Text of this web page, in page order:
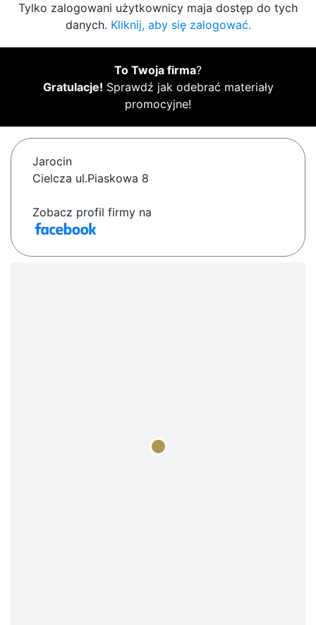
Tylko zalogowani użytkownicy maja dostęp do tych
danych. Kliknij, aby się zalogować.
To Twoja firma?
Gratulacje! Sprawdź jak odebrać materiały
promocyjne!
Jarocin
Cielcza ul.Piaskowa 8
Zobacz profil firmy na